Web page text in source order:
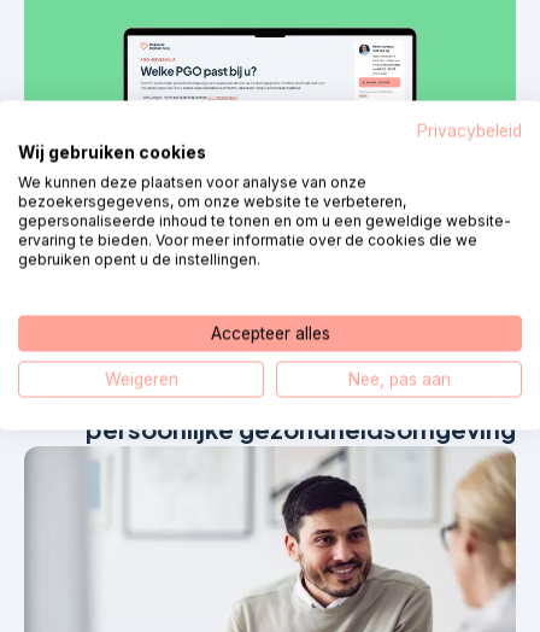
Vernieuwde PGO-keuzehulp helpt
mensen bij het vinden van een passende
persoonlijke gezondheidsomgeving
Privacybeleid
Wij gebruiken cookies
We kunnen deze plaatsen voor analyse van onze
bezoekersgegevens, om onze website te verbeteren,
gepersonaliseerde inhoud te tonen en om u een geweldige website-
ervaring te bieden. Voor meer informatie over de cookies die we
gebruiken opent u de instellingen.
Accepteer alles
Weigeren Nee, pas aan